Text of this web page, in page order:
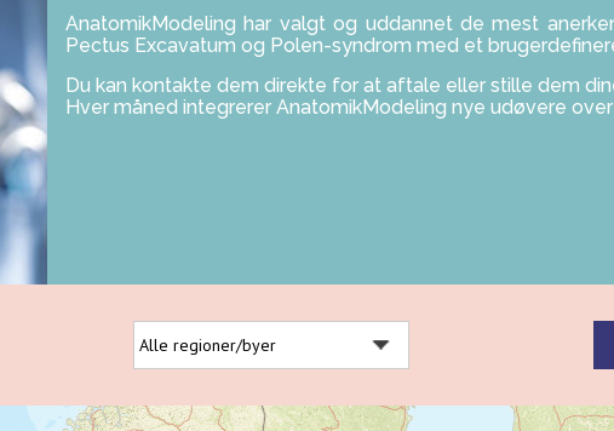
AnatomikModeling har valgt og uddannet de mest
Pectus Excavatum og Polen-syndrom med et
Du kan kontakte dem direkte for at aftale eller stille dem
Hver måned integrerer AnatomikModeling nye udøvere